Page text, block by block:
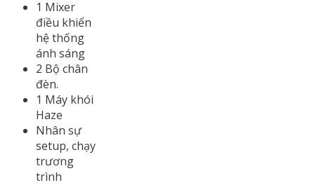
1 Mixer
điều khiển
hệ thống
ánh sáng
2 Bộ chân
đèn.
1 Máy khói
Haze
Nhân sự
setup, chạy
trương
trình